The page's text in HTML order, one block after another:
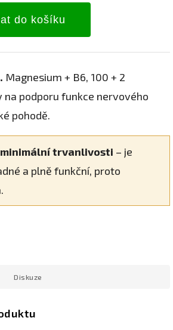
do košíku
Magnesium + B6, 100 + 2
na podporu funkce nervového
pohodě.
trvanlivosti – je
a plně funkční, proto
Diskuze